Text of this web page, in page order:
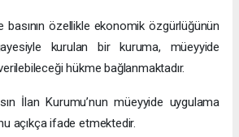
basının özellikle ekonomik özgürlüğünün
kurulan bir kuruma, müeyyide
hükme bağlanmaktadır.
İlan Kurumu’nun müeyyide uygulama
açıkça ifade etmektedir.